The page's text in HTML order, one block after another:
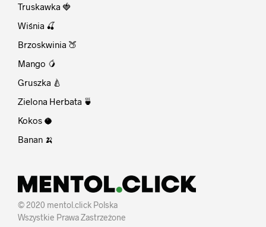
Truskawka 🍓
Wiśnia 🍒
Brzoskwinia 🍑
Mango 🥭
Gruszka 🍐
Zielona Herbata 🍵
Kokos 🥥
Banan 🍌
© 2020 mentol.click Polska
Wszystkie Prawa Zastrzeżone